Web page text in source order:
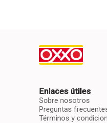
Enlaces útiles
Sobre nosotros
Preguntas
Términos y